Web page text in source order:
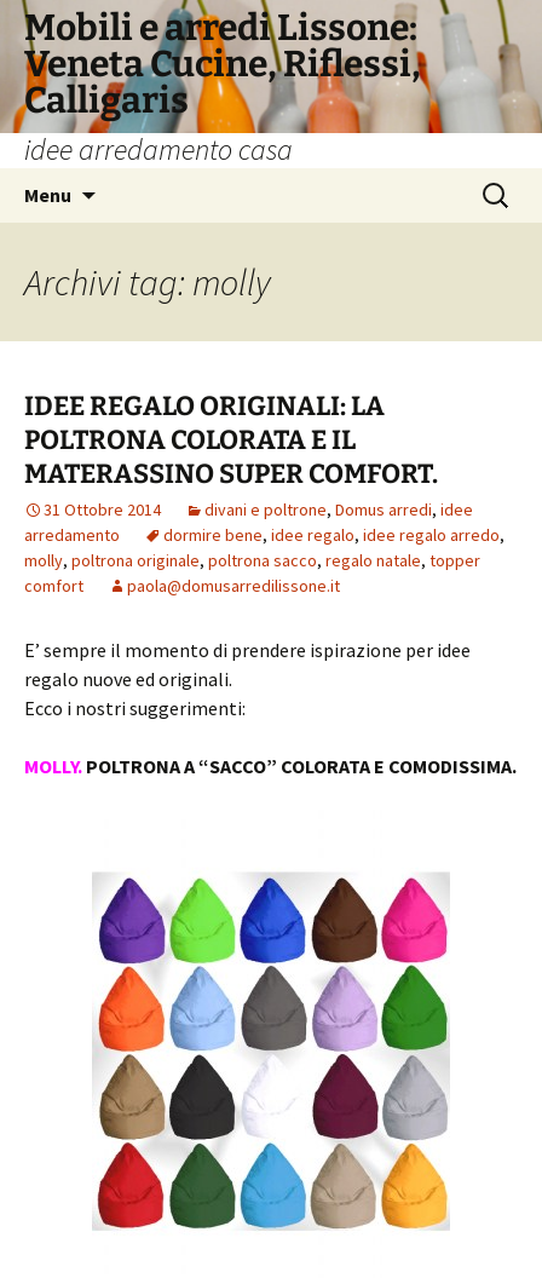
Vai
contenuto
Mobili e arredi Lissone:
Veneta Cucine, Riflessi,
Calligaris
idee arredamento casa
Menu
Ricerca
per:
Archivi tag: molly
IDEE REGALO ORIGINALI: LA
POLTRONA COLORATA E IL
MATERASSINO SUPER COMFORT.
31 Ottobre 2014 divani e poltrone, Domus arredi, idee
arredamento
dormire bene, idee regalo, idee regalo arredo,
molly, poltrona originale, poltrona sacco, regalo natale, topper
comfort
paola@domusarredilissone.it
E’ sempre il momento di prendere ispirazione per idee
regalo nuove ed originali.
Ecco i nostri suggerimenti:
MOLLY. POLTRONA A “SACCO” COLORATA E COMODISSIMA.